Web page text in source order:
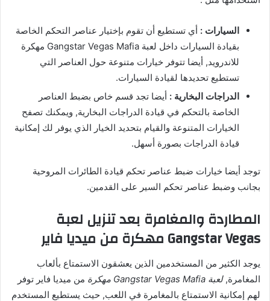
السيارات : أي تستطيع أن تقوم بإختيار عناصر التحكم الخاصة
بقيادة السيارات داخل لعبة Gangstar Vegas Mafia مهكرة
للاندرويد, أيضا تتوفر خيارات متنوعة حول العناصر التي
تستطيع تحديدها لقيادة السيارات.
الدراجات البخارية : أيضا تجد قسم خاص بضبط العناصر
الخاصة بالتحكم في قيادة الدراجات البخارية, ويمكنك تصفح
الخيارات المتنوعة والقيام بتحديد الخيار الذي يوفر لك إمكانية
قيادة الدراجات بصورة أسهل.
توجد أيضا خيارات ضبط عناصر تحكم قيادة الطائرات المروحية
بجانب وضبط عناصر تحكم السير على القدمين.
المطاردة والمغامرة بعد تنزيل لعبة
Gangstar Vegas مهكرة من ميديا فاير
يوجد الكثير من المستخدمين الذين يعشقون الاستمتاع بألعاب
المغامرة,لعبة Gangstar Vegas Mafia مهكرة
من ميديا فاير توفر
لهم إمكانية الاستمتاع بالمغامرة في اللعب, حيث يستطيع المستخدم